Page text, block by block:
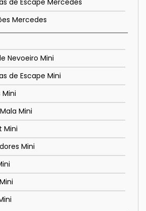
Mercedes
Nevoeiro Mini
de Escape Mini
Mini
Mini
Mini
Mini